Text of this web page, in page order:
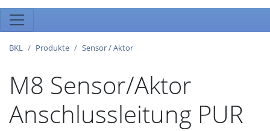
BKL Produkte Sensor / Aktor
M8 Sensor/Aktor
Anschlussleitung PUR